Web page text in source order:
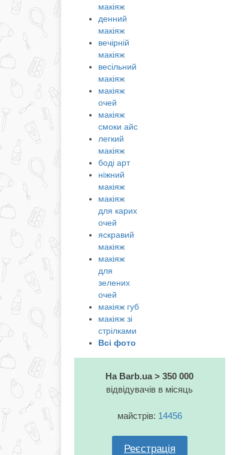
макіяж
денний
макіяж
вечірній
макіяж
весільний
макіяж
макіяж
очей
макіяж
смоки айс
легкий
макіяж
боді арт
ніжний
макіяж
макіяж
для карих
очей
яскравий
макіяж
макіяж
для
зелених
очей
макіяж губ
макіяж зі
стрілками
Всі фото
На Barb.ua > 350 000
відвідувачів в місяць
майстрів: 14456
Реєстрація